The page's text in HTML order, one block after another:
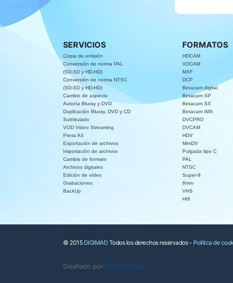
SERVICIOS
Copia de emisión
Conversión de norma PAL
(SD-SD y HD-HD)
Conversión de norma NTSC
(SD-SD y HD-HD)
Cambio de aspecto
Autoría Bluray y DVD
Duplicación Bluray, DVD y CD
Subtitulado
VOD Video Streaming
Press Kit
Exportación de archivos
Importación de archivos
Cambio de formato
Archivos digitales
Edición de vídeo
Grabaciones
BackUp
FORMATOS
HDCAM
XDCAM
MXF
DCP
Betacam digital
Betacam SP
Betacam SX
Betacam IMX
DVCPRO
DVCAM
HDV
MiniDV
Pulgada tipo C
PAL
NTSC
Super-8
8mm
VHS
HI8
© 2015 DIGIMAD Todos los derechos reservados - Política de
Diseñado por 365Studio.es